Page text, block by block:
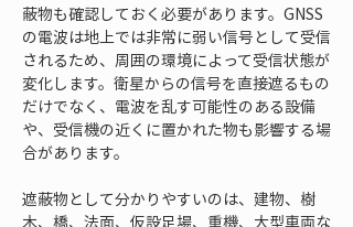
蔽物も確認しておく必要があります。GNSS
の電波は地上では非常に弱い信号として受信
されるため、周囲の環境によって受信状態が
変化します。衛星からの信号を直接遮るもの
だけでなく、電波を乱す可能性のある設備
や、受信機の近くに置かれた物も影響する場
合があります。
遮蔽物として分かりやすいのは、建物、樹
木、橋、法面、仮設足場、重機、大型車両な